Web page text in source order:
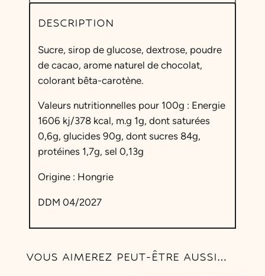
e
Q
i
c
k
i
k
a
l
M
DESCRIPTION
Sucre, sirop de glucose, dextrose, poudre
de cacao, arome naturel de chocolat,
colorant bêta-carotène.
Valeurs nutritionnelles pour 100g : Energie
1606 kj/378 kcal, m.g 1g, dont saturées
0,6g, glucides 90g, dont sucres 84g,
protéines 1,7g, sel 0,13g
Origine : Hongrie
DDM 04/2027
VOUS AIMEREZ PEUT-ÊTRE AUSSI…